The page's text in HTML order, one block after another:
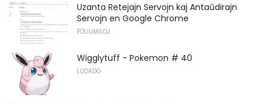
Uzanta Retejajn Servojn kaj Antaŭdirajn
Servojn en Google Chrome
FOLIUMILOJ
Wigglytuff - Pokemon # 40
LUDADO